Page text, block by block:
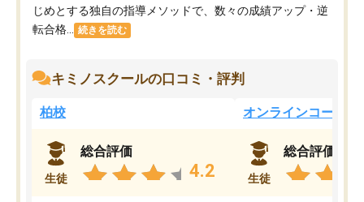
じめとする独自の指導メソッドで、数々の成績アップ・逆
転合格...
続きを読む
キミノスクールの口コミ・評判
柏校
生徒
総合評価
4.2
オンラインコース
生徒
総合評価